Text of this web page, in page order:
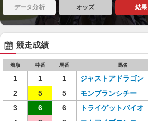
データ分析 オッズ 結果
競走成績
着順 枠番 馬番 馬名
1 1 1 ジャストアドラゴン
2
5 5 モンブランシチー
3
6 6 トライゲットバイオ